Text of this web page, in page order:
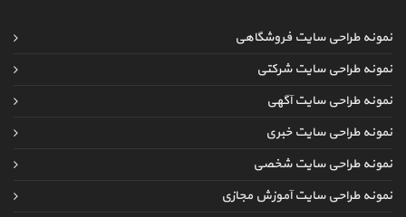
نمونه طراحی سایت فروشگاهی
نمونه طراحی سایت شرکتی
نمونه طراحی سایت آگهی
نمونه طراحی سایت خبری
نمونه طراحی سایت شخصی
نمونه طراحی سایت آموزش مجازی